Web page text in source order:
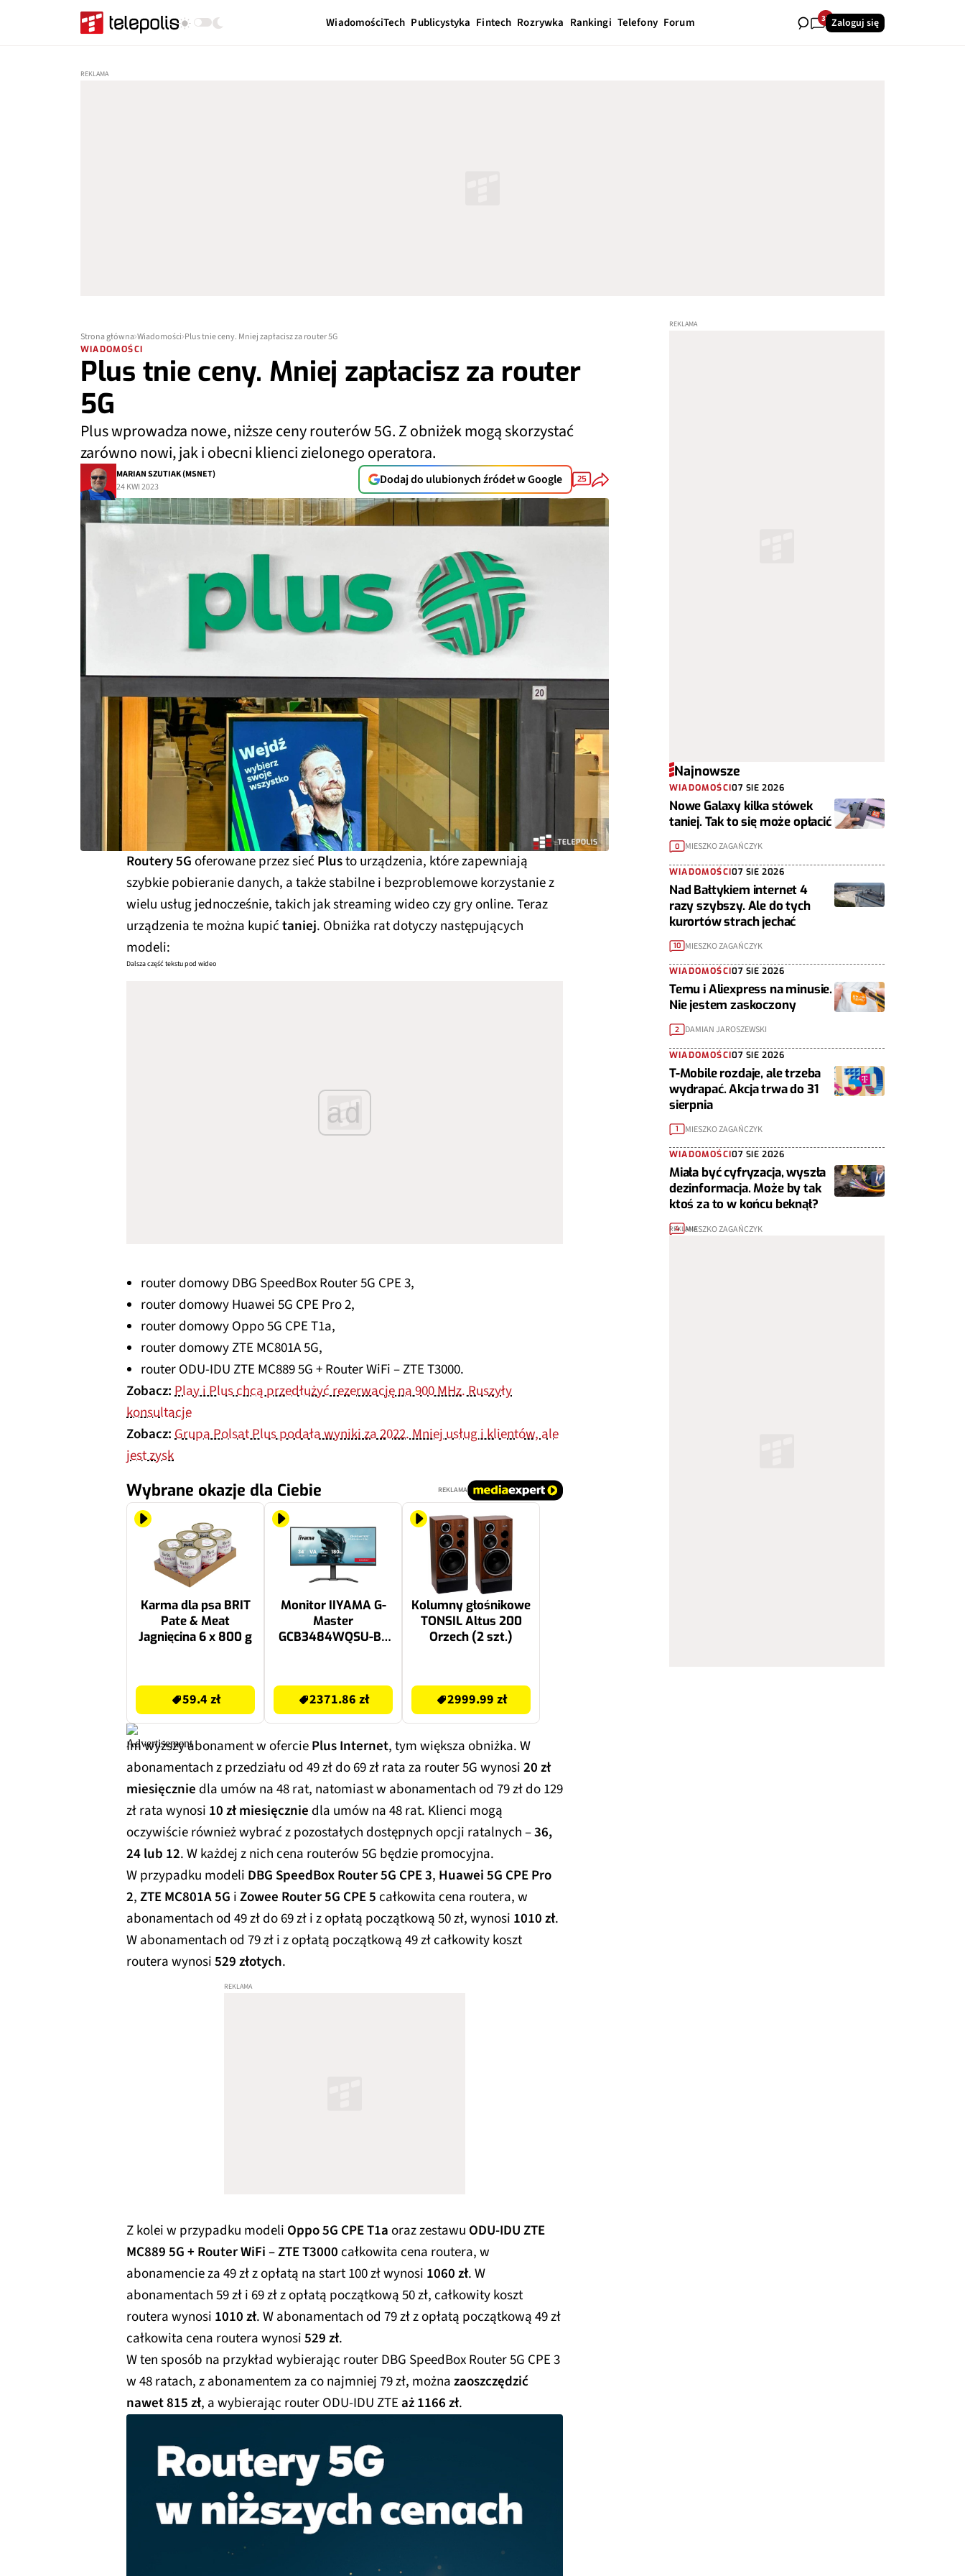
WiadomościTech Publicystyka Fintech Rozrywka Rankingi Telefony Forum 33Zaloguj się
Strona główna Wiadomości Plus tnie ceny. Mniej zapłacisz za router 5G
WIADOMOŚCI
Plus tnie ceny. Mniej zapłacisz za router
5G
Plus wprowadza nowe, niższe ceny routerów 5G. Z obniżek mogą skorzystać
zarówno nowi, jak i obecni klienci zielonego operatora.
MARIAN SZUTIAK (MSNET)
24 KWI 2023
Dodaj do ulubionych źródeł w Google 25
Routery 5Goferowane przez sieć Plusto urządzenia, które zapewniają
szybkie pobieranie danych, a także stabilne i bezproblemowe korzystanie z
wielu usług jednocześnie, takich jak streaming wideo czy gry online. Teraz
urządzenia te można kupićtaniej. Obniżka rat dotyczy następujących
modeli:
Dalsza część tekstu pod wideo
ad
router domowy DBG SpeedBox Router 5G CPE 3,
router domowy Huawei 5G CPE Pro 2,
router domowy Oppo 5G CPE T1a,
router domowy ZTE MC801A 5G,
router ODU-IDU ZTE MC889 5G + Router WiFi – ZTE T3000.
Zobacz:Play i Plus chcą przedłużyć rezerwację na 900 MHz. Ruszyły
konsultacje
Zobacz:Grupa Polsat Plus podała wyniki za 2022. Mniej usług i klientów, ale
jest zysk
Wybrane okazje dla Ciebie REKLAMA
Karma dla psa BRIT
Pate & Meat
Jagnięcina 6 x 800 g
59.4 zł
Monitor IIYAMA G-
Master
GCB3484WQSU-B2
Curved
2371.86 zł
Kolumny głośnikowe
TONSIL Altus 200
Orzech (2 szt.)
2999.99 zł
Im wyższy abonament w oferciePlus Internet, tym większa obniżka. W
abonamentach z przedziału od 49 zł do 69 zł rata za router 5G wynosi20 zł
miesięcznie dla umów na 48 rat, natomiast w abonamentach od 79 zł do 129
zł rata wynosi 10 zł miesięcznie dla umów na 48 rat. Klienci mogą
oczywiście również wybrać z pozostałych dostępnych opcji ratalnych –36,
24 lub 12. W każdej z nich cena routerów 5G będzie promocyjna.
W przypadku modeli DBG SpeedBox Router 5G CPE 3, Huawei 5G CPE Pro
2,ZTE MC801A 5G iZowee Router 5G CPE 5całkowita cena routera, w
abonamentach od 49 zł do 69 zł i z opłatą początkową 50 zł, wynosi 1010 zł.
W abonamentach od 79 zł i z opłatą początkową 49 zł całkowity koszt
routera wynosi529 złotych.
Z kolei w przypadku modeli Oppo 5G CPE T1aoraz zestawu ODU-IDU ZTE
MC889 5G + Router WiFi – ZTE T3000całkowita cena routera, w
abonamencie za 49 zł z opłatą na start 100 zł wynosi 1060 zł. W
abonamentach 59 zł i 69 zł z opłatą początkową 50 zł, całkowity koszt
routera wynosi 1010 zł. W abonamentach od 79 zł z opłatą początkową 49 zł
całkowita cena routera wynosi529 zł.
W ten sposób na przykład wybierając router DBG SpeedBox Router 5G CPE 3
w 48 ratach, z abonamentem za co najmniej 79 zł, możnazaoszczędzić
nawet 815 zł, a wybierając router ODU-IDU ZTEaż 1166 zł.
Najnowsze
WIADOMOŚCI07 SIE 2026
Nowe Galaxy kilka stówek
taniej. Tak to się może opłacić
0 MIESZKO ZAGAŃCZYK
WIADOMOŚCI07 SIE 2026
Nad Bałtykiem internet 4
razy szybszy. Ale do tych
kurortów strach jechać
10 MIESZKO ZAGAŃCZYK
WIADOMOŚCI07 SIE 2026
Temu i Aliexpress na minusie.
Nie jestem zaskoczony
2 DAMIAN JAROSZEWSKI
WIADOMOŚCI07 SIE 2026
T-Mobile rozdaje, ale trzeba
wydrapać. Akcja trwa do 31
sierpnia
1 MIESZKO ZAGAŃCZYK
WIADOMOŚCI07 SIE 2026
Miała być cyfryzacja, wyszła
dezinformacja. Może by tak
ktoś za to w końcu beknął?
4 MIESZKO ZAGAŃCZYK